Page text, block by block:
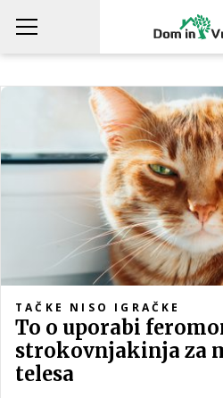
TAČKE NISO IGRAČKE
To o uporabi
strokovnjakinja za
telesa